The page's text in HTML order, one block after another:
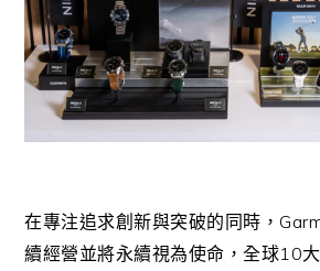
在專注追求創新與突破的同時，
續經營並將永續視為使命，全球10